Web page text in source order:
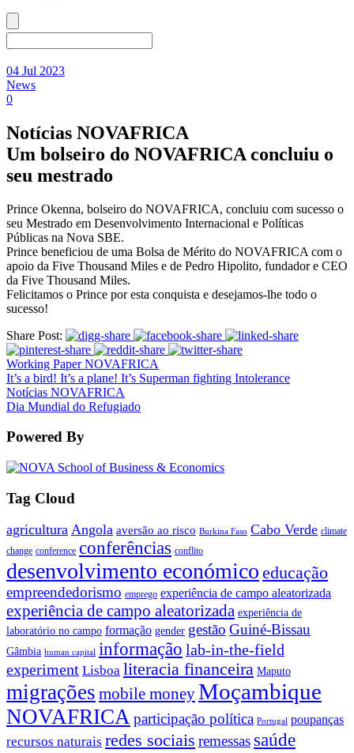
04 Jul 2023
News
0
Notícias NOVAFRICA
Um bolseiro do NOVAFRICA concluiu o
seu mestrado
Prince Okenna, bolseiro do NOVAFRICA, concluiu com sucesso o
seu Mestrado em Desenvolvimento Internacional e Políticas
Públicas na Nova SBE.
Prince beneficiou de uma Bolsa de Mérito do NOVAFRICA com o
apoio da Five Thousand Miles e de Pedro Hipolito, fundador e CEO
da Five Thousand Miles.
Felicitamos o Prince por esta conquista e desejamos-lhe todo o
sucesso!
Share Post:
Working Paper NOVAFRICA
It’s a bird! It’s a plane! It’s Superman fighting Intolerance
Notícias NOVAFRICA
Dia Mundial do Refugiado
Powered By
Tag Cloud
agricultura Angola aversão ao risco Burkina Faso Cabo Verde climate
change conference conferências conflito
desenvolvimento económico educação
empreendedorismo emprego experiência de campo aleatorizada
experiência de campo aleatorizada experiência de
laboratório no campo formação gender gestão Guiné-Bissau
Gâmbia human capital informação lab-in-the-field
experiment Lisboa literacia financeira Maputo
migrações mobile moneyMoçambique
NOVAFRICAparticipação política Portugal poupanças
recursos naturais redes sociais remessas saúde